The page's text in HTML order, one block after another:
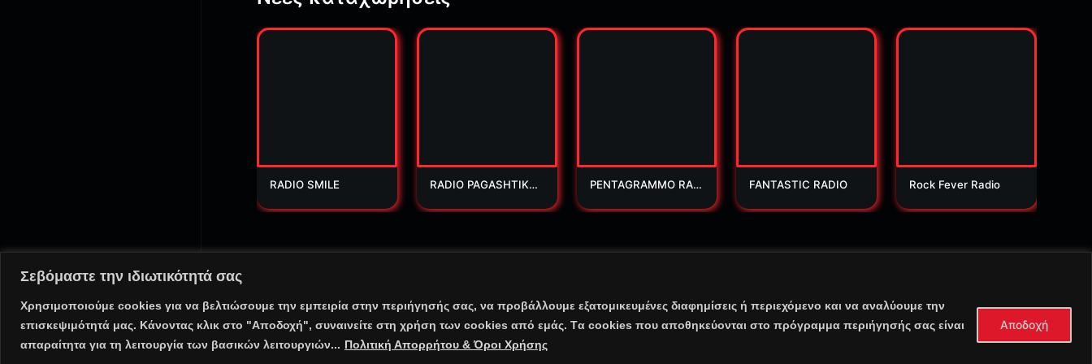
Σεβόμαστε την ιδιωτικότητά σας
Χρησιμοποιούμε cookies για να βελτιώσουμε την εμπειρία στην περιήγησής σας, να προβάλλουμε εξατομικευμένες διαφημίσεις ή περιεχόμενο και να αναλύουμε την
επισκεψιμότητά μας. Κάνοντας κλικ στο "Αποδοχή", συναινείτε στη χρήση των cookies από εμάς. Tα cookies που αποθηκεύονται στο πρόγραμμα περιήγησής σας είναι
απαραίτητα για τη λειτουργία των βασικών λειτουργιών... Πολιτική Απορρήτου & Όροι Χρήσης
Αποδοχή
RADIO SMILE
RADIO PAGASHTIKO
PENTAGRAMMO RAD
FANTASTIC RADIO Rock Fever Radio
@ Copyright 2025 PortalRadio.Gr | All Rights Reserved
⠀•⠀ Πολιτική Απορρήτου & Όροι Χρήσης ⠀•⠀ Cookie Warnings ⠀•⠀